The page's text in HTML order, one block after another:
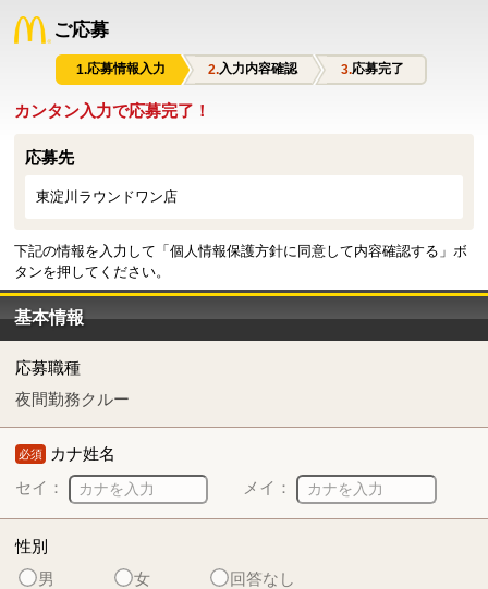
ご応募
応募情報入力 入力内容確認 応募完了
カンタン入力で応募完了！
応募先
東淀川ラウンドワン店
下記の情報を入力して「個人情報保護方針に同意して内容確認する」ボ
タンを押してください。
基本情報
応募職種
夜間勤務クルー
必須 カナ姓名
セイ：
メイ：
性別
男
女 回答なし